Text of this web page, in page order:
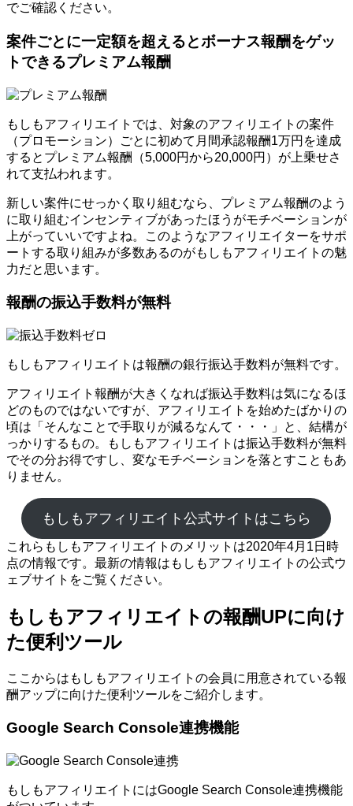
でご確認ください。
案件ごとに一定額を超えるとボーナス報酬をゲッ
トできるプレミアム報酬
もしもアフィリエイトでは、対象のアフィリエイトの案件
（プロモーション）ごとに初めて月間承認報酬1万円を達成
するとプレミアム報酬（5,000円から20,000円）が上乗せさ
れて支払われます。
新しい案件にせっかく取り組むなら、プレミアム報酬のよう
に取り組むインセンティブがあったほうがモチベーションが
上がっていいですよね。このようなアフィリエイターをサポ
ートする取り組みが多数あるのがもしもアフィリエイトの魅
力だと思います。
報酬の振込手数料が無料
もしもアフィリエイトは報酬の銀行振込手数料が無料です。
アフィリエイト報酬が大きくなれば振込手数料は気になるほ
どのものではないですが、アフィリエイトを始めたばかりの
頃は「そんなことで手取りが減るなんて・・・」と、結構が
っかりするもの。もしもアフィリエイトは振込手数料が無料
でその分お得ですし、変なモチベーションを落とすこともあ
りません。
もしもアフィリエイト公式サイトはこちら
これらもしもアフィリエイトのメリットは2020年4月1日時
点の情報です。最新の情報はもしもアフィリエイトの公式ウ
ェブサイトをご覧ください。
もしもアフィリエイトの報酬UPに向け
た便利ツール
ここからはもしもアフィリエイトの会員に用意されている報
酬アップに向けた便利ツールをご紹介します。
Google Search Console連携機能
もしもアフィリエイトにはGoogle Search Console連携機能